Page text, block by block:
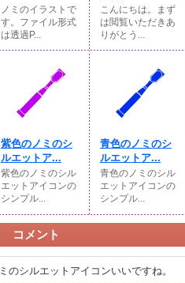
ノミのイラストで
す。ファイル形式
は透過P...
こんにちは。まず
は閲覧いただきあ
りがとう...
紫色のノミのシ
ルエットア...
紫色のノミのシル
エットアイコンの
シンプル...
青色のノミのシ
ルエットア...
青色のノミのシル
エットアイコンの
シンプル...
コメント
のシルエットアイコンいいですね。